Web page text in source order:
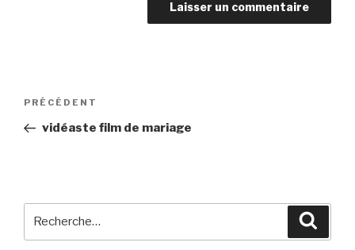
Navigation
l’article
Article
précédent
PRÉCÉDENT
vidéaste film de mariage